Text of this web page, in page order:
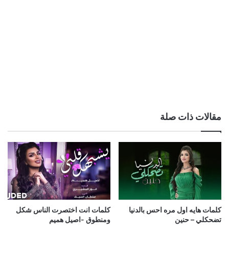
مقالات ذات صلة
كلمات هايه اول مره احس بالدنيا
تضحكلي – حنين
كلمات انت اختصرت الناس شكل
ومنطوق -اصيل هميم